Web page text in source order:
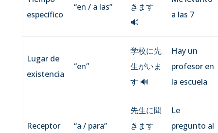
específico
“en / a las”
きます
🔊
a las 7
Lugar de
existencia
“en”
学校に先
生がいま
す 🔊
Hay un
profesor en
la escuela
Receptor “a / para”
先生に聞
きます
Le
pregunto al